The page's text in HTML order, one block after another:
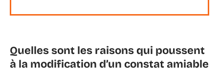
Quelles sont les raisons qui poussent
à la modification d’un constat amiable